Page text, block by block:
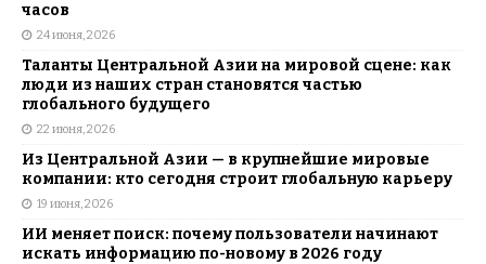
часов
24 июня, 2026
Таланты Центральной Азии на мировой сцене: как
люди из наших стран становятся частью
глобального будущего
22 июня, 2026
Из Центральной Азии — в крупнейшие мировые
компании: кто сегодня строит глобальную карьеру
19 июня, 2026
ИИ меняет поиск: почему пользователи начинают
искать информацию по-новому в 2026 году